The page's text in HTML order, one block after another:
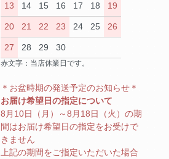
13 14 15 16 17 18 19
20 21 22 23 24 25 26
27 28 29 30
赤文字：当店休業日です。
＊お盆時期の発送予定のお知らせ＊
お届け希望日の指定について
8月10日（月）～8月18日（火）の期
間はお届け希望日の指定をお受けで
きません
上記の期間をご指定いただいた場合